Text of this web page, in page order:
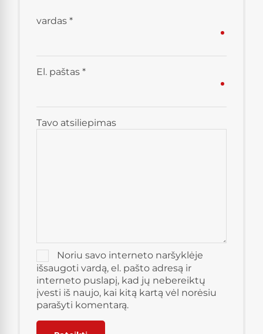
Tavo atsiliepimas
vardas *
El. paštas *
Noriu savo interneto naršyklėje
išsaugoti vardą, el. pašto adresą ir
interneto puslapį, kad jų nebereiktų
įvesti iš naujo, kai kitą kartą vėl norėsiu
parašyti komentarą.